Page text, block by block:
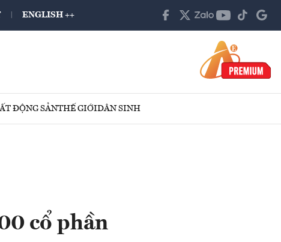
ENGLISH ++
ĐỘNG SẢNTHẾ GIỚIDÂN SINH
cổ phần